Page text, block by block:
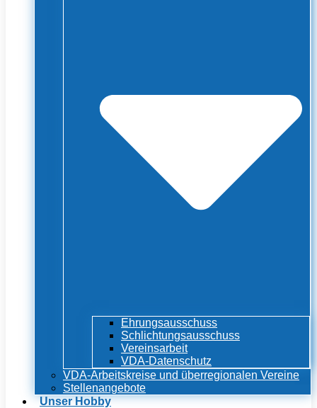
Ehrungsausschuss
Schlichtungsausschuss
Vereinsarbeit
VDA-Datenschutz
VDA-Arbeitskreise und überregionalen Vereine
Stellenangebote
Unser Hobby